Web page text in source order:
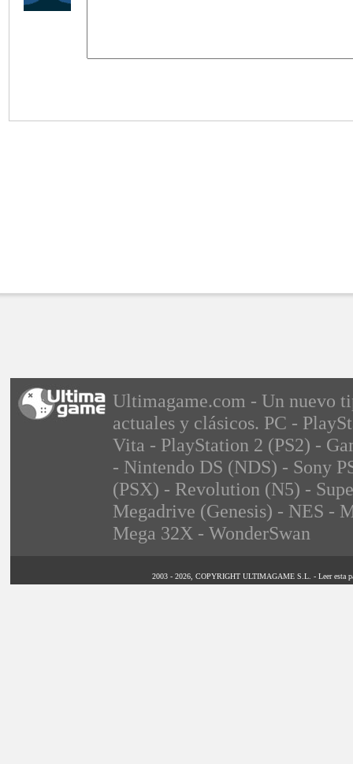
Ultimagame.com - Un nuevo
actuales y clásicos. PC -
Vita - PlayStation 2 (PS2) -
- Nintendo DS (NDS) - Sony
(PSX) - Revolution (N5) -
Megadrive (Genesis) - NES -
Mega 32X - WonderSwan
2003 - 2026, COPYRIGHT ULTIMAGAME S.L. - Leer esta